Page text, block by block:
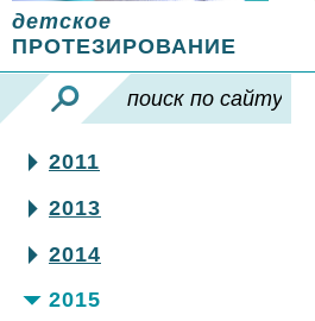
детское
ПРОТЕЗИРОВАНИЕ
2011
2013
2014
2015